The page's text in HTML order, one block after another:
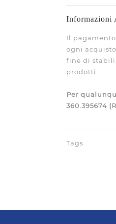
Informazioni
Il
ogni
fine di
prodotti
Per
360.395674
Tags